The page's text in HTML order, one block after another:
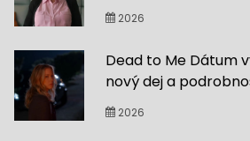
2026
Dead to Me Dátum
nový dej a
2026